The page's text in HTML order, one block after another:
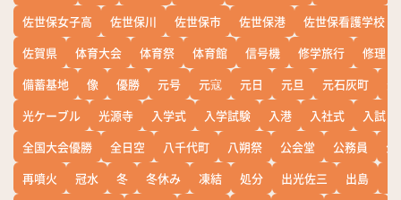
佐世保女子高
佐世保川 佐世保市 佐世保港
佐世保看護学校
佐賀県
体育大会 体育祭 体育館 信号機 修学旅行
修理
備蓄基地
像 優勝 元号 元寇 元日 元旦 元石灰町
光ケーブル
光源寺 入学式 入学試験 入港 入社式
入試
全国大会優勝
全日空 八千代町 八朔祭 公会堂 公務員
公
再噴火
冠水 冬 冬休み 凍結 処分 出光佐三 出島